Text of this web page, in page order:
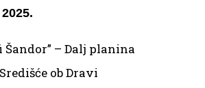
Šandor” – Dalj planina
Središće ob Dravi